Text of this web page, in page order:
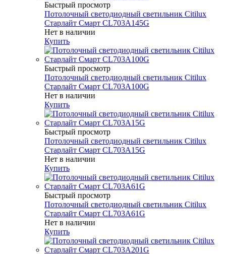
Быстрый просмотр
Потолочный светодиодный светильник Citilux
Старлайт Смарт CL703A145G
Нет в наличии
Купить
Быстрый просмотр
Потолочный светодиодный светильник Citilux
Старлайт Смарт CL703A100G
Нет в наличии
Купить
Быстрый просмотр
Потолочный светодиодный светильник Citilux
Старлайт Смарт CL703A15G
Нет в наличии
Купить
Быстрый просмотр
Потолочный светодиодный светильник Citilux
Старлайт Смарт CL703A61G
Нет в наличии
Купить